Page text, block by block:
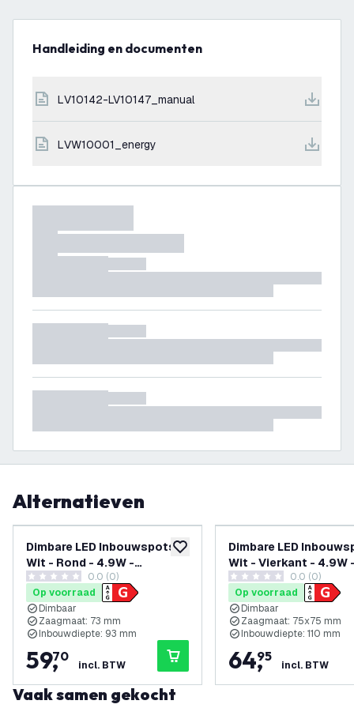
Handleiding en documenten
LV10142-LV10147_manual
LVW10001_energy
Alternatieven
toevoegen aan verlanglijst
Dimbare LED Inbouwspots -
Wit - Rond - 4.9W -
RGB+CCT - 345 Lumen -
ø85mm - 6 pack
0 score sterren0.0 (0)
Op voorraad
Dimbaar
Zaagmaat: 73 mm
Inbouwdiepte: 93 mm
59,
70
incl. BTW
Dimbare LED
Wit - Vierkant - 4.9W
RGB+CCT - 345
81x81mm - 6 pack
0 score sterren0.0 (0)
Op voorraad
Dimbaar
Zaagmaat: 75x75 mm
Inbouwdiepte: 110 mm
64,
95
incl. BTW
Vaak samen gekocht